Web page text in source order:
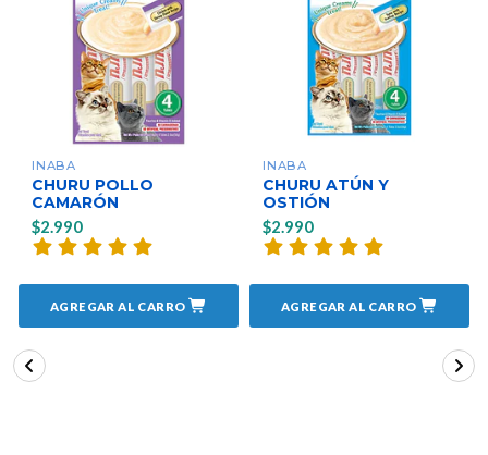
INABA
CHURU POLLO
CAMARÓN
$2.990
AGREGAR AL CARRO
INABA
CHURU ATÚN Y
OSTIÓN
$2.990
AGREGAR AL CARRO